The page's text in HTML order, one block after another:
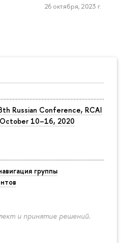
Russian Conference, RCAI
10–16, 2020
группы
и принятие решений.
26 октября, 2023 г.